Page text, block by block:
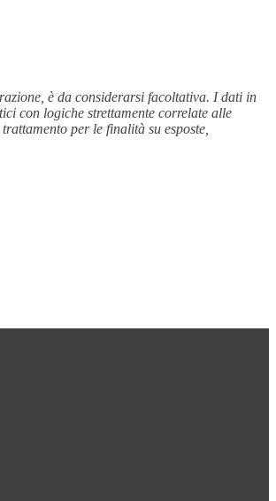
è da considerarsi facoltativa. I dati in
con logiche strettamente correlate alle
per le finalità su esposte,